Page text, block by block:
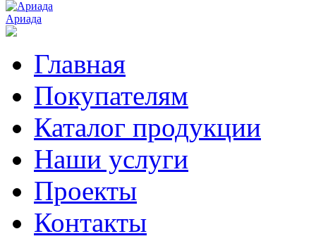
Ариада
Главная
Покупателям
Каталог продукции
Наши услуги
Проекты
Контакты